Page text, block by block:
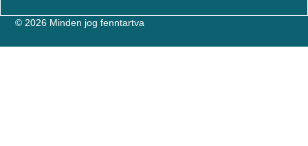
© 2026 Minden jog fenntartva